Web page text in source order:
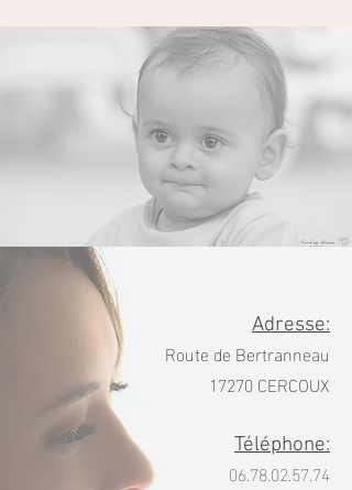
Adresse:
Route de Bertranneau
17270 CERCOUX
Téléphone:
06.78.02.57.74